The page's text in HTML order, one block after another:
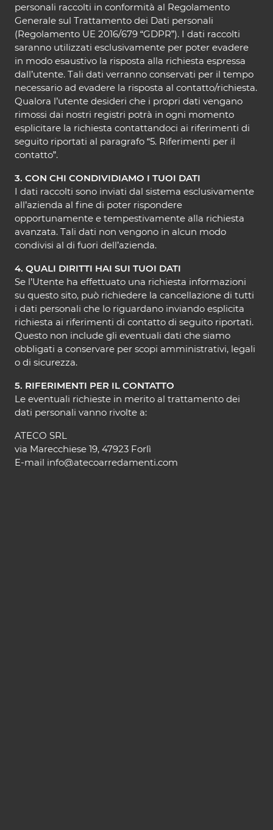
personali raccolti in conformità al Regolamento
Generale sul Trattamento dei Dati personali
(Regolamento UE 2016/679 “GDPR”). I dati raccolti
saranno utilizzati esclusivamente per poter evadere
in modo esaustivo la risposta alla richiesta espressa
dall’utente. Tali dati verranno conservati per il tempo
necessario ad evadere la risposta al contatto/richiesta.
Qualora l’utente desideri che i propri dati vengano
rimossi dai nostri registri potrà in ogni momento
esplicitare la richiesta contattandoci ai riferimenti di
seguito riportati al paragrafo “5. Riferimenti per il
contatto”.
3. CON CHI CONDIVIDIAMO I TUOI DATI
I dati raccolti sono inviati dal sistema esclusivamente
all’azienda al fine di poter rispondere
opportunamente e tempestivamente alla richiesta
avanzata. Tali dati non vengono in alcun modo
condivisi al di fuori dell’azienda.
4. QUALI DIRITTI HAI SUI TUOI DATI
Se l’Utente ha effettuato una richiesta informazioni
su questo sito, può richiedere la cancellazione di tutti
i dati personali che lo riguardano inviando esplicita
richiesta ai riferimenti di contatto di seguito riportati.
Questo non include gli eventuali dati che siamo
obbligati a conservare per scopi amministrativi, legali
o di sicurezza.
5. RIFERIMENTI PER IL CONTATTO
Le eventuali richieste in merito al trattamento dei
dati personali vanno rivolte a:
ATECO SRL
via Marecchiese 19, 47923 Forlì
E-mail info@atecoarredamenti.com